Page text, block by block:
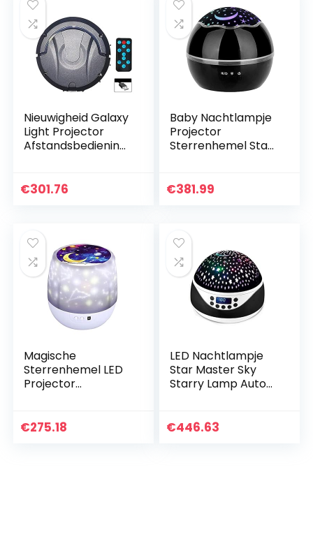
Nieuwigheid Galaxy
Light Projector
Afstandsbediening
voor Kinderen
€301.76
Baby Nachtlampje
Projector
Sterrenhemel Star
Kerstlicht USB
€381.99
Magische
Sterrenhemel LED
Projector
Projector
€275.18
LED Nachtlampje
Star Master Sky
Starry Lamp Auto
Spelen met USB
€446.63